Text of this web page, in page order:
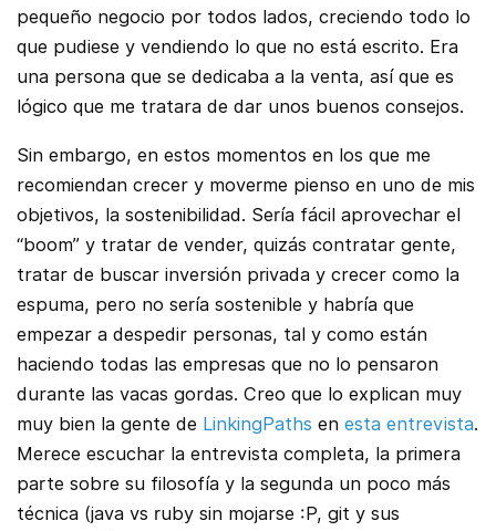
pequeño negocio por todos lados, creciendo todo lo
que pudiese y vendiendo lo que no está escrito. Era
una persona que se dedicaba a la venta, así que es
lógico que me tratara de dar unos buenos consejos.
Sin embargo, en estos momentos en los que me
recomiendan crecer y moverme pienso en uno de mis
objetivos, la sostenibilidad. Sería fácil aprovechar el
“boom” y tratar de vender, quizás contratar gente,
tratar de buscar inversión privada y crecer como la
espuma, pero no sería sostenible y habría que
empezar a despedir personas, tal y como están
haciendo todas las empresas que no lo pensaron
durante las vacas gordas. Creo que lo explican muy
muy bien la gente de LinkingPaths en esta entrevista.
Merece escuchar la entrevista completa, la primera
parte sobre su filosofía y la segunda un poco más
técnica (java vs ruby sin mojarse :P, git y sus